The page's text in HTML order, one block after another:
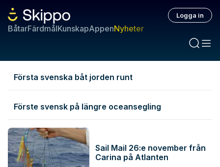
BåtarFärdmålKunskapAppenNyheter
Logga in
Senaste nyheterna
Första svenska båt jorden runt
Förste svensk på längre oceansegling
Sail Mail 26:e november från
Carina på Atlanten